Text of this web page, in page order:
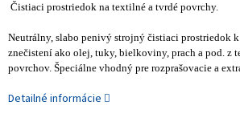
Čistiaci prostriedok na textilné a tvrdé povrchy.
Neutrálny, slabo penivý strojný čistiaci prostriedok
znečistení ako olej, tuky, bielkoviny, prach a pod. z
povrchov. Špeciálne vhodný pre rozprašovacie a
Detailné informácie